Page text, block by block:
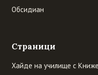
Обсидиан
Страници
Хайде на училище с